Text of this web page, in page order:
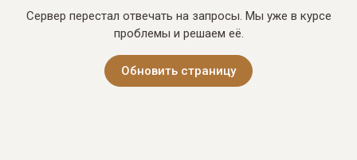
Сервер перестал отвечать на запросы. Мы уже в курсе
проблемы и решаем её.
Обновить страницу